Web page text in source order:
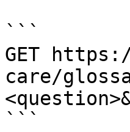
```
GET
care/
```